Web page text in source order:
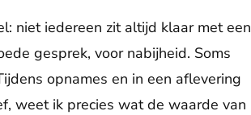
niet iedereen zit altijd klaar met een
gesprek, voor nabijheid. Soms
opnames en in een aflevering
weet ik precies wat de waarde van